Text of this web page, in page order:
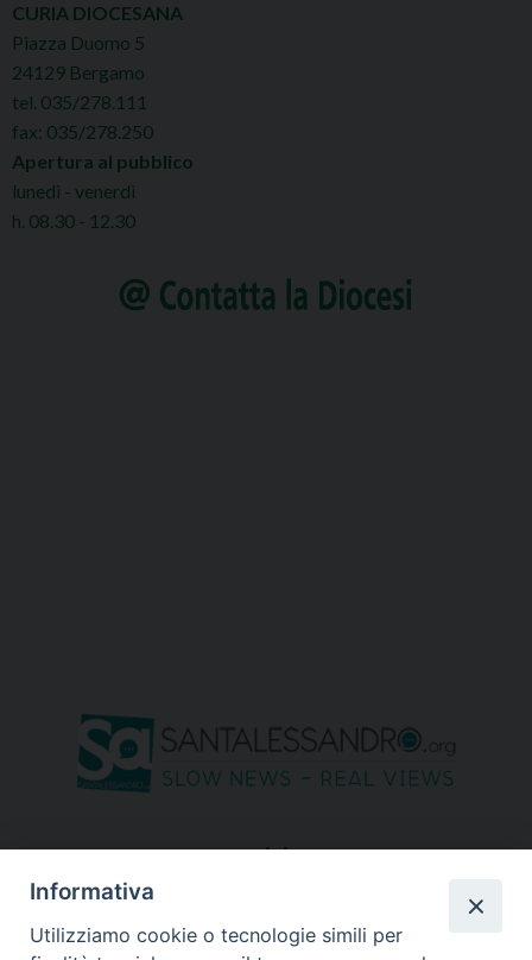
CURIA DIOCESANA
Piazza Duomo 5
24129 Bergamo
tel. 035/278.111
fax: 035/278.250
Apertura al pubblico
lunedì - venerdì
h. 08.30 - 12.30
seguici su
Informativa
Utilizziamo cookie o tecnologie simili per